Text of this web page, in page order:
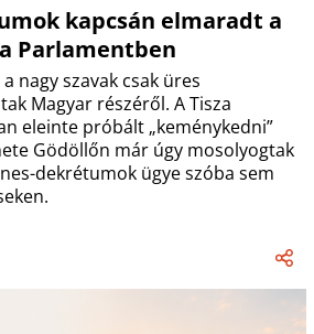
kapcsán elmaradt a
Parlamentben
nagy szavak csak üres
Magyar részéről. A Tisza
eleinte próbált „keménykedni”
Gödöllőn már úgy mosolyogtak
dekrétumok ügye szóba sem